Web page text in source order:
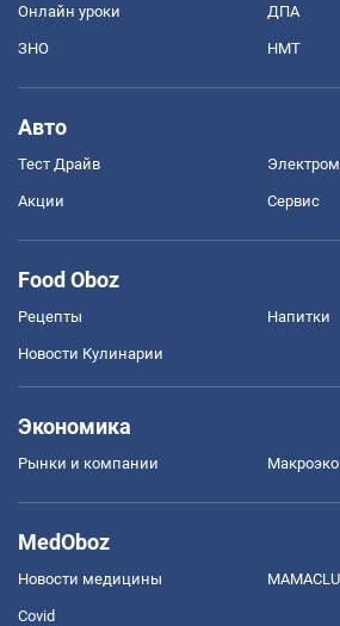
Онлайн уроки ДПА
ЗНО НМТ
Авто
Тест Драйв
Акции Сервис
Food Oboz
Рецепты Напитки
Новости Кулинарии
Экономика
Рынки и компании
MedOboz
Новости медицины
Covid